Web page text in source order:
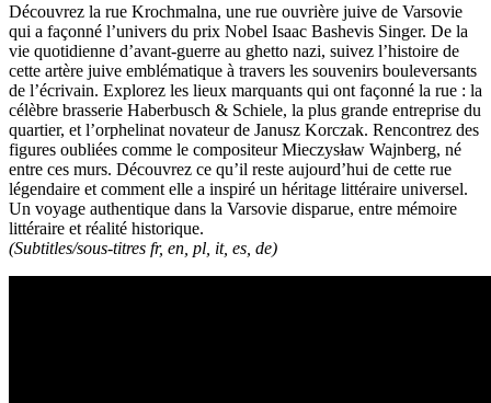
Découvrez la rue Krochmalna, une rue ouvrière juive de Varsovie
qui a façonné l’univers du prix Nobel Isaac Bashevis Singer. De la
vie quotidienne d’avant-guerre au ghetto nazi, suivez l’histoire de
cette artère juive emblématique à travers les souvenirs bouleversants
de l’écrivain. Explorez les lieux marquants qui ont façonné la rue : la
célèbre brasserie Haberbusch & Schiele, la plus grande entreprise du
quartier, et l’orphelinat novateur de Janusz Korczak. Rencontrez des
figures oubliées comme le compositeur Mieczysław Wajnberg, né
entre ces murs. Découvrez ce qu’il reste aujourd’hui de cette rue
légendaire et comment elle a inspiré un héritage littéraire universel.
Un voyage authentique dans la Varsovie disparue, entre mémoire
littéraire et réalité historique.
(Subtitles/sous-titres fr, en, pl, it, es, de)